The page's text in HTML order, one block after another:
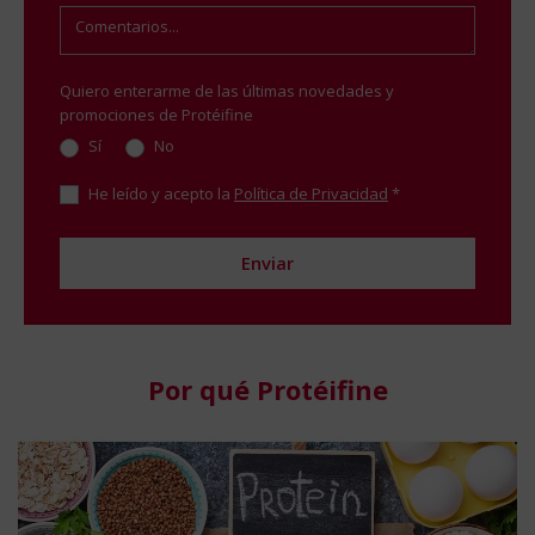
Quiero enterarme de las últimas novedades y
promociones de Protéifine
Sí
No
He leído y acepto la Política de Privacidad *
Por qué Protéifine